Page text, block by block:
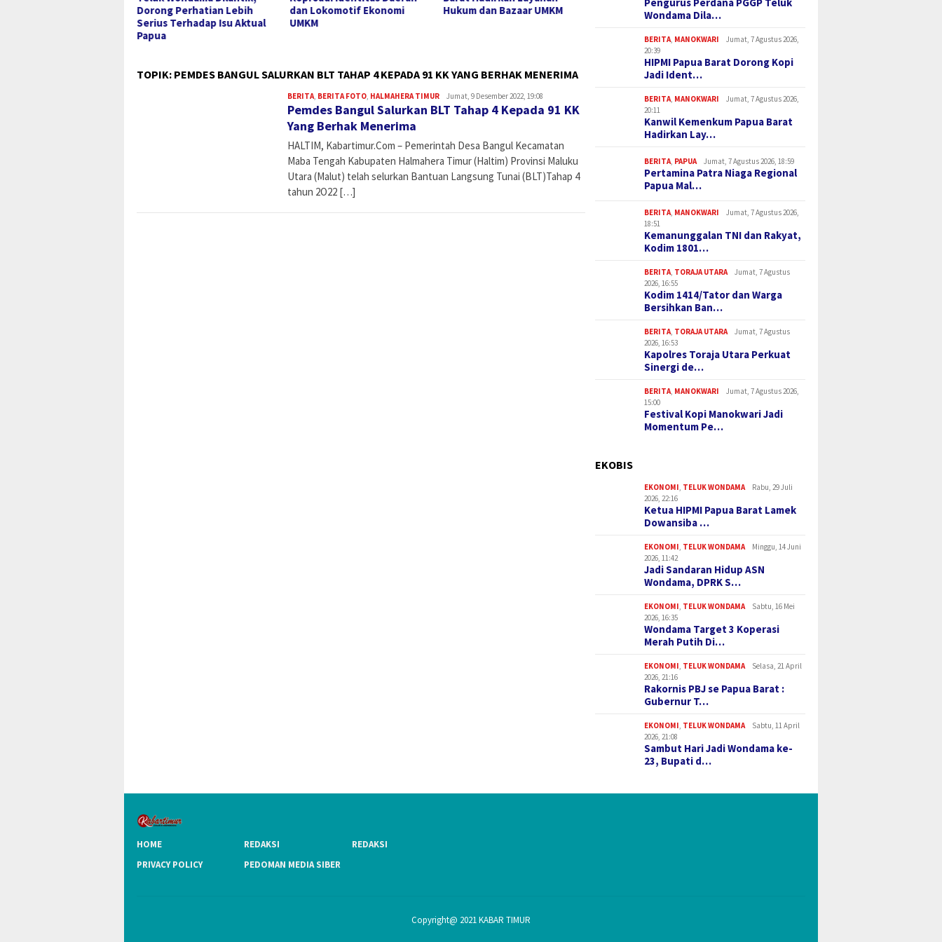
Dorong Perhatian Lebih
Serius Terhadap Isu Aktual
Papua
dan Lokomotif Ekonomi
UMKM
Hukum dan Bazaar UMKM
Borong Lima Penghargaan
1801/Manokwari Rehab SMKS
TOPIK: PEMDES BANGUL SALURKAN BLT TAHAP 4 KEPADA 91 KK YANG BERHAK MENERIMA
BERITA, BERITA FOTO, HALMAHERA TIMUR Admin
Jumat, 9 Desember 2022, 19:08
Pemdes Bangul Salurkan BLT Tahap 4 Kepada 91 KK
Yang Berhak Menerima
HALTIM, Kabartimur.Com – Pemerintah Desa Bangul Kecamatan
Maba Tengah Kabupaten Halmahera Timur (Haltim) Provinsi Maluku
Utara (Malut) telah selurkan Bantuan Langsung Tunai (BLT)Tahap 4
tahun 2O22 […]
Wondama Dila…
BERITA, MANOKWARI
Jumat, 7 Agustus 2026,
20:39
HIPMI Papua Barat Dorong Kopi
Jadi Ident…
BERITA, MANOKWARI
Jumat, 7 Agustus 2026,
20:11
Kanwil Kemenkum Papua Barat
Hadirkan Lay…
BERITA, PAPUA Jumat, 7 Agustus 2026, 18:59
Pertamina Patra Niaga Regional
Papua Mal…
BERITA, MANOKWARI
Jumat, 7 Agustus 2026,
18:51
Kemanunggalan TNI dan Rakyat,
Kodim 1801…
BERITA, TORAJA UTARA
Jumat, 7 Agustus
2026, 16:55
Kodim 1414/Tator dan Warga
Bersihkan Ban…
BERITA, TORAJA UTARA
Jumat, 7 Agustus
2026, 16:53
Kapolres Toraja Utara Perkuat
Sinergi de…
BERITA, MANOKWARI
Jumat, 7 Agustus 2026,
15:00
Festival Kopi Manokwari Jadi
Momentum Pe…
EKOBIS
EKONOMI, TELUK WONDAMA
Rabu, 29 Juli
2026, 22:16
Ketua HIPMI Papua Barat Lamek
Dowansiba …
EKONOMI, TELUK WONDAMA
Minggu, 14 Juni
2026, 11:42
Jadi Sandaran Hidup ASN
Wondama, DPRK S…
EKONOMI, TELUK WONDAMA
Sabtu, 16 Mei
2026, 16:35
Wondama Target 3 Koperasi
Merah Putih Di…
EKONOMI, TELUK WONDAMA
Selasa, 21 April
2026, 21:16
Rakornis PBJ se Papua Barat :
Gubernur T…
EKONOMI, TELUK WONDAMA
Sabtu, 11 April
2026, 21:08
Sambut Hari Jadi Wondama ke-
23, Bupati d…
HOME REDAKSI
REDAKSI
PRIVACY POLICY
PEDOMAN MEDIA SIBER
Copyright@ 2021 KABAR TIMUR